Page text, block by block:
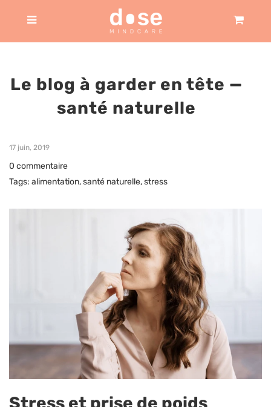
Panier
Le blog à garder en tête —
santé naturelle
17 juin, 2019
0 commentaire
Tags: alimentation,santé naturelle,stress